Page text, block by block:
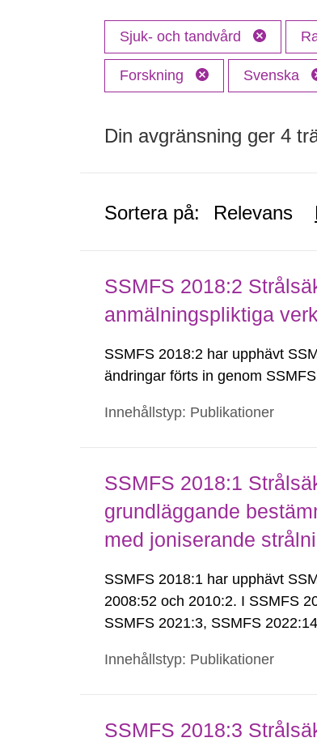
Sjuk- och tandvård
Forskning Svenska
Din avgränsning ger 4
Sortera på: Relevans
SSMFS 2018:2
anmälningspliktiga
SSMFS 2018:2 har upphävt
ändringar förts in genom
Innehållstyp: Publikationer
SSMFS 2018:1
grundläggande
med joniserande
SSMFS 2018:1 har upphävt
2008:52 och 2010:2. I SSMFS
SSMFS 2021:3, SSMFS
Innehållstyp: Publikationer
SSMFS 2018:3